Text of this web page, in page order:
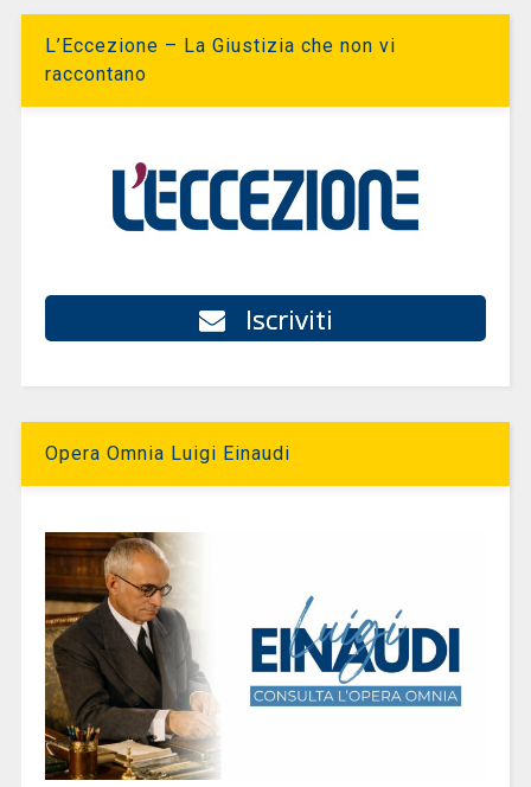
L’Eccezione – La Giustizia che non vi
raccontano
Iscriviti
Opera Omnia Luigi Einaudi